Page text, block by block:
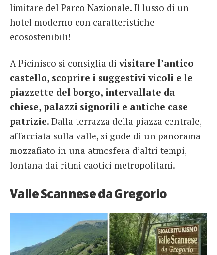
limitare del Parco Nazionale. Il lusso di un
hotel moderno con caratteristiche
ecosostenibili!
A Picinisco si consiglia divisitare l’antico
castello, scoprire i suggestivi vicoli e le
piazzette del borgo, intervallate da
chiese, palazzi signorili e antiche case
patrizie. Dalla terrazza della piazza centrale,
affacciata sulla valle, si gode di un panorama
mozzafiato in una atmosfera d’altri tempi,
lontana dai ritmi caotici metropolitani.
Valle Scannese da Gregorio